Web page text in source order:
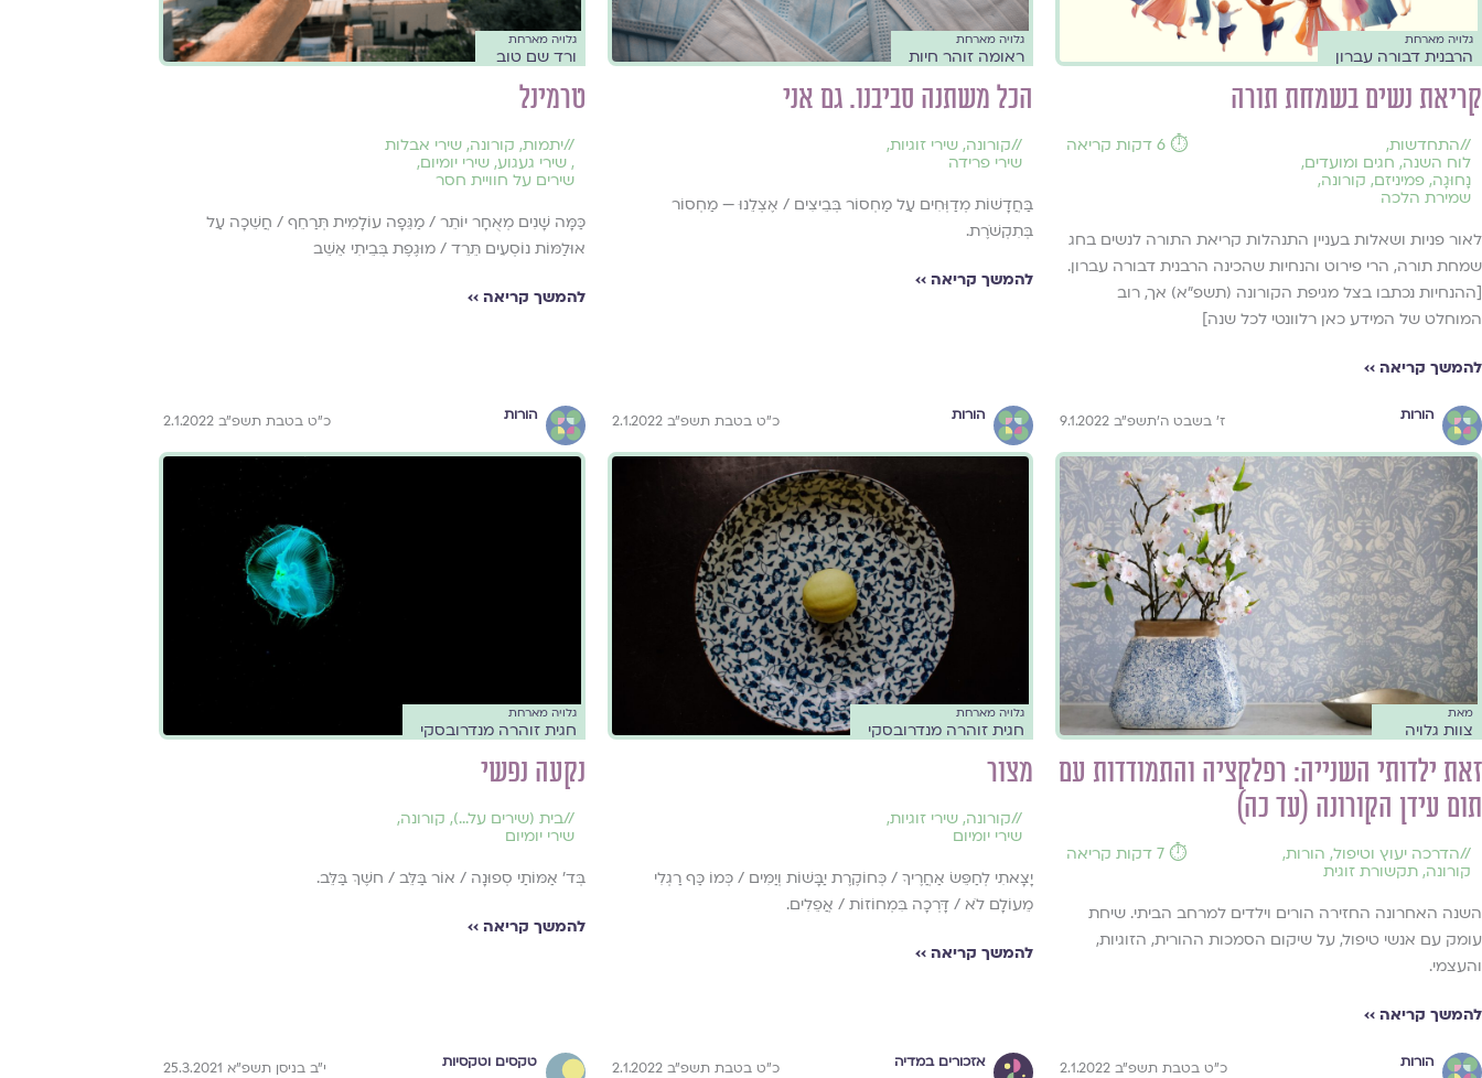
גלויה מארחת
הרבנית דבורה עברון
קריאת נשים בשמחת תורה
//התחדשות,
לוח השנה, חגים ומועדים,
נָחוּגָה, פמיניזם, קורונה,
שמירת הלכה
⏱️ 6 דקות קריאה
לאור פניות ושאלות בעניין התנהלות קריאת התורה לנשים בחג
שמחת תורה, הרי פירוט והנחיות שהכינה הרבנית דבורה עברון.
[ההנחיות נכתבו בצל מגיפת הקורונה (תשפ"א) אך, רוב
המוחלט של המידע כאן רלוונטי לכל שנה]
להמשך קריאה ››
גלויה מארחת
ראומה זוהר חיות
הכל משתנה סביבנו. גם אני
//קורונה, שירי זוגיות,
שירי פרידה
בַּחֲדָשׁוֹת מְדַוְּחִים עַל מַחְסוֹר בְּבֵיצִים / אֶצְלֵנוּ — מַחְסוֹר
בְּתִקְשֹׁרֶת.
להמשך קריאה ››
גלויה מארחת
ורד שם טוב
טרמינל
//יתמות, קורונה,שירי אבלות
,שירי געגוע,שירי יומיום,
שירים על חוויית חסר
כַּמָּה שָׁנִים מְאֻחָר יוֹתֵר / מַגֵּפָה עוֹלָמִית תְּרַחֵף / חֲשֵׁכָה עַל
אוּלַמּוֹת נוֹסְעִים תֵּרֵד / מוּגֶפֶת בְּבֵיתִי אֵשֵׁב
להמשך קריאה ››
הורות ז׳ בשבט ה׳תשפ״ב 9.1.2022
מאת
צוות גלויה
זאת ילדותי השנייה: רפלקציה והתמודדות עם
תום עידן הקורונה (עד כה)
//הדרכה יעוץ וטיפול, הורות,
קורונה, תקשורת זוגית
⏱️ 7 דקות קריאה
השנה האחרונה החזירה הורים וילדים למרחב הביתי. שיחת
עומק עם אנשי טיפול, על שיקום הסמכות ההורית, הזוגיות,
והעצמי.
להמשך קריאה ››
הורות כ"ט בטבת תשפ"ב 2.1.2022
גלויה מארחת
חגית זוהרה מנדרובסקי
מצור
//קורונה, שירי זוגיות,
שירי יומיום
יָצָאתִי לְחַפֵּשׂ אַחֲרֶיךָ / כְּחוֹקֶרֶת יַבָּשׁוֹת וְיַמִּים / כְּמוֹ כַּף רַגְלִי
מֵעוֹלָם לֹא / דָּרְכָה בִּמְחוֹזוֹת / אֲפֵלִים.
להמשך קריאה ››
הורות כ"ט בטבת תשפ"ב 2.1.2022
גלויה מארחת
חגית זוהרה מנדרובסקי
נקעה נפשי
//בית (שירים על...), קורונה,
שירי יומיום
בְּד' אַמּוֹתַי סְפוּנָה / אוֹר בַּלֵּב / חשֶׁךְ בַּלֵּב.
להמשך קריאה ››
הורות כ"ט בטבת תשפ"ב 2.1.2022 אזכורים במדיה כ"ט בטבת תשפ"ב 2.1.2022 טקסים וטקסיות י״ב בניסן תשפ״א 25.3.2021